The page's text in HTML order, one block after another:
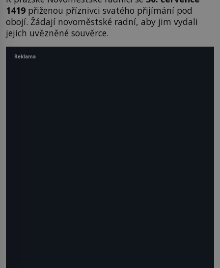
1419 přiženou příznivci svatého přijímání pod
obojí. Žádají novoměstské radní, aby jim vydali
jejich uvězněné souvěrce.
Reklama